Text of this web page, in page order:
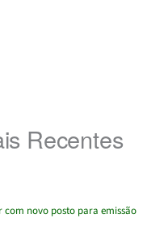
Recentes
com novo posto para emissão